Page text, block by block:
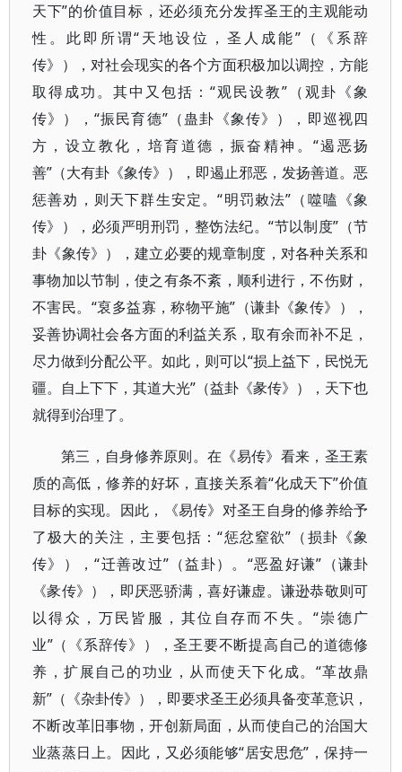
天下”的价值目标，还必须充分发挥圣王的主观能动
性。此即所谓“天地设位，圣人成能”（《系辞
传》），对社会现实的各个方面积极加以调控，方能
取得成功。其中又包括：“观民设教”（观卦《象
传》），“振民育德”（蛊卦《象传》），即巡视四
方，设立教化，培育道德，振奋精神。“遏恶扬
善”（大有卦《象传》），即遏止邪恶，发扬善道。恶
惩善劝，则天下群生安定。“明罚敕法”（噬嗑《象
传》），必须严明刑罚，整饬法纪。“节以制度”（节
卦《象传》），建立必要的规章制度，对各种关系和
事物加以节制，使之有条不紊，顺利进行，不伤财，
不害民。“裒多益寡，称物平施”（谦卦《象传》），
妥善协调社会各方面的利益关系，取有余而补不足，
尽力做到分配公平。如此，则可以“损上益下，民悦无
疆。自上下下，其道大光”（益卦《彖传》），天下也
就得到治理了。
第三，自身修养原则。在《易传》看来，圣王素
质的高低，修养的好坏，直接关系着“化成天下”价值
目标的实现。因此，《易传》对圣王自身的修养给予
了极大的关注，主要包括：“惩忿窒欲”（损卦《象
传》），“迁善改过”（益卦）。“恶盈好谦”（谦卦
《彖传》），即厌恶骄满，喜好谦虚。谦逊恭敬则可
以得众，万民皆服，其位自存而不失。“崇德广
业”（《系辞传》），圣王要不断提高自己的道德修
养，扩展自己的功业，从而使天下化成。“革故鼎
新”（《杂卦传》），即要求圣王必须具备变革意识，
不断改革旧事物，开创新局面，从而使自己的治国大
业蒸蒸日上。因此，又必须能够“居安思危”，保持一